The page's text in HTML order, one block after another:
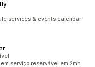
services & events calendar
serviço reservável em 2mn